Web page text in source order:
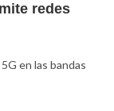
redes
en las bandas